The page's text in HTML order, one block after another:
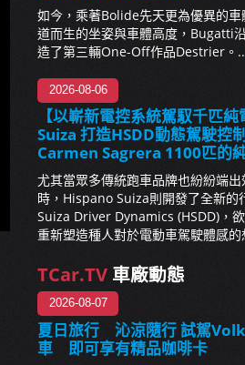
如今，乘著Bolide先天更為優異的
道而生的坐姿與車體高度，Bugatti
造了第三輛One-Off作品Destrier。
2026-08-06
【以嶄新電控系統駕馭千匹
Suiza 打造HSDD動態駕駛控
Carmen Sagrera 1100匹的純
尤其當眾多傳統跑車品牌也紛紛端
時，Hispano Suiza則開發了全新
Suiza Driver Dynamics (HSDD)，
重新塑造種人對於電動車駕駛體感的
TCar.TV 車廠動態
2026-08-07
夏日旅行 沁涼隨行 試駕
車 即可享有精品咖啡卡